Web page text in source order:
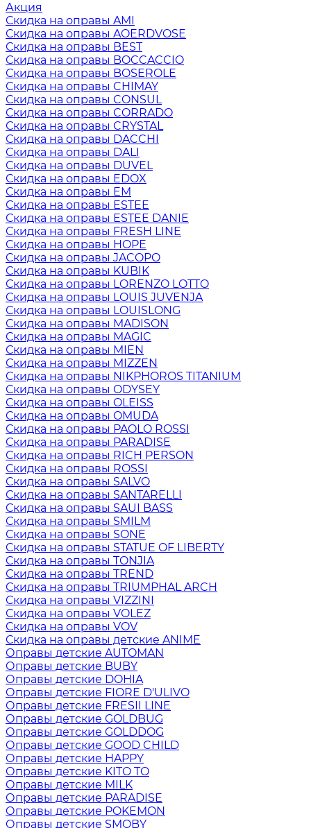
Акция
Скидка на оправы AMI
Скидка на оправы AOERDVOSE
Скидка на оправы BEST
Скидка на оправы BOCCACCIO
Скидка на оправы BOSEROLE
Скидка на оправы CHIMAY
Скидка на оправы CONSUL
Скидка на оправы CORRADO
Скидка на оправы CRYSTAL
Скидка на оправы DACCHI
Скидка на оправы DALI
Скидка на оправы DUVEL
Скидка на оправы EDOX
Скидка на оправы EM
Скидка на оправы ESTEE
Скидка на оправы ESTEE DANIE
Скидка на оправы FRESH LINE
Скидка на оправы HOPE
Скидка на оправы JACOPO
Скидка на оправы KUBIK
Скидка на оправы LORENZO LOTTO
Скидка на оправы LOUIS JUVENJA
Скидка на оправы LOUISLONG
Скидка на оправы MADISON
Скидка на оправы MAGIC
Скидка на оправы MIEN
Скидка на оправы MIZZEN
Скидка на оправы NIKPHOROS TITANIUM
Скидка на оправы ODYSEY
Скидка на оправы OLEISS
Скидка на оправы OMUDA
Скидка на оправы PAOLO ROSSI
Скидка на оправы PARADISE
Скидка на оправы RICH PERSON
Скидка на оправы ROSSI
Скидка на оправы SALVO
Скидка на оправы SANTARELLI
Скидка на оправы SAUI BASS
Скидка на оправы SMILM
Скидка на оправы SONE
Скидка на оправы STATUE OF LIBERTY
Скидка на оправы TONJIA
Скидка на оправы TREND
Скидка на оправы TRIUMPHAL ARCH
Скидка на оправы VIZZINI
Скидка на оправы VOLEZ
Скидка на оправы VOV
Скидка на оправы детские ANIME
Оправы детские AUTOMAN
Оправы детские BUBY
Оправы детские DOHIA
Оправы детские FIORE D'ULIVO
Оправы детские FRESII LINE
Оправы детские GOLDBUG
Оправы детские GOLDDOG
Оправы детские GOOD CHILD
Оправы детские HAPPY
Оправы детские KITO TO
Оправы детские MILK
Оправы детские PARADISE
Оправы детские POKEMON
Оправы детские SMOBY